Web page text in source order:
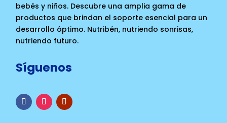
bebés y niños. Descubre una amplia gama de
productos que brindan el soporte esencial para un
desarrollo óptimo. Nutribén, nutriendo sonrisas,
nutriendo futuro.
Síguenos